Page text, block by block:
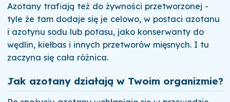
Azotany trafiają też do żywności przetworzonej -
tyle że tam dodaje się je celowo, w postaci azotanu
i azotynu sodu lub potasu, jako konserwanty do
wędlin, kiełbas i innych przetworów mięsnych. I tu
zaczyna się cała różnica.
Jak azotany działają w Twoim organizmie?